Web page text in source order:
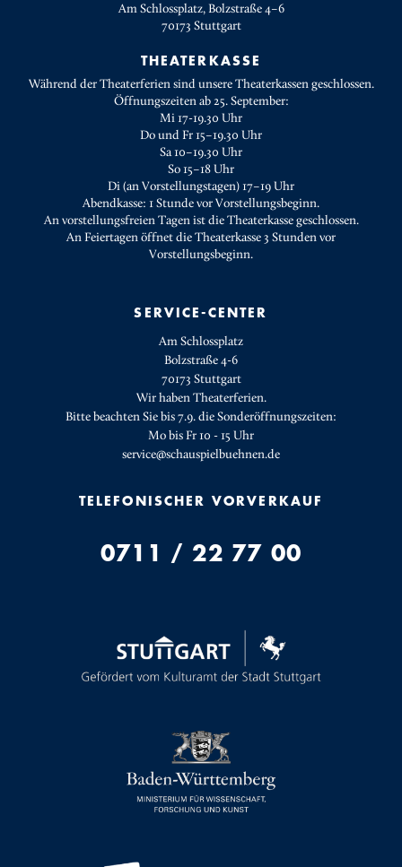
Am Schlossplatz, Bolzstraße 4–6
70173 Stuttgart
THEATERKASSE
Während der Theaterferien sind unsere Theaterkassen geschlossen.
Öffnungszeiten ab 25. September:
Mi 17-19.30 Uhr
Do und Fr 15–19.30 Uhr
Sa 10–19.30 Uhr
So 15–18 Uhr
Di (an Vorstellungstagen) 17–19 Uhr
Abendkasse: 1 Stunde vor Vorstellungsbeginn.
An vorstellungsfreien Tagen ist die Theaterkasse geschlossen.
An Feiertagen öffnet die Theaterkasse 3 Stunden vor
Vorstellungsbeginn.
SERVICE-CENTER
Am Schlossplatz
Bolzstraße 4-6
70173 Stuttgart
Wir haben Theaterferien.
Bitte beachten Sie bis 7.9. die Sonderöffnungszeiten:
Mo bis Fr 10 - 15 Uhr
service@schauspielbuehnen.de
TELEFONISCHER VORVERKAUF
0711 / 22 77 00